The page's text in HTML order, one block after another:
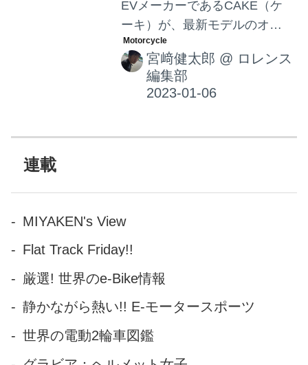
EVメーカーであるCAKE（ケ
ーキ）が、最新モデルのオイ
クを発表しました。いわゆる
ペデレック（電動アシスト自
転車）なので、ライセンス不
要で乗れることが大きなセー
ーは、2023年5月出荷を予定し
宮﨑健太郎 @ ロレンス
編集部
連載
MIYAKEN's View
Flat Track Friday!!
厳選! 世界のe-Bike情報
静かながら熱い!! E-モータースポーツ
世界の電動2輪車図鑑